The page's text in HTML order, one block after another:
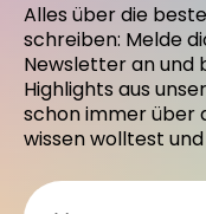
Alles über die
schreiben: Melde
Newsletter an und
Highlights aus
schon immer über
wissen wolltest